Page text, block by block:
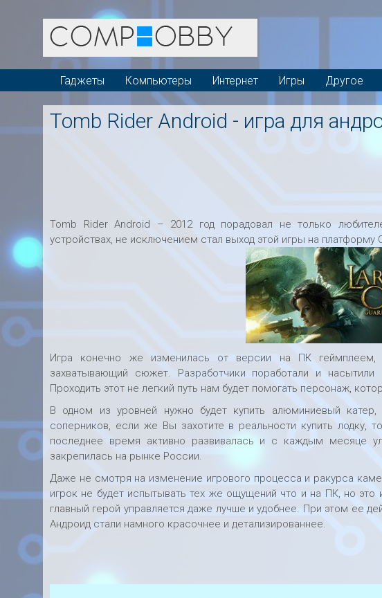
Гаджеты Компьютеры Интернет Игры Другое
Tomb Rider Android - игра для
Tomb Rider Android – 2012 год порадовал не только
устройствах, не исключением стал выход этой игры на платформу
Игра конечно же изменилась от версии на ПК
захватывающий сюжет. Разработчики поработали и
Проходить этот не легкий путь нам будет помогать персонаж,
В одном из уровней нужно будет купить алюминиевый
соперников, если же Вы захотите в реальности купить лодку,
последнее время активно развивалась и с каждым месяце
закрепилась на рынке России.
Даже не смотря на изменение игрового процесса и ракурса
игрок не будет испытывать тех же ощущений что и на ПК, но это
главный герой управляется даже лучше и удобнее. При этом ее
Андроид стали намного красочнее и детализированнее.